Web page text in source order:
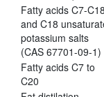
Fatty acids C7-C18
and C18
potassium salts
(CAS 67701-09-1)
Fatty acids C7 to
C20